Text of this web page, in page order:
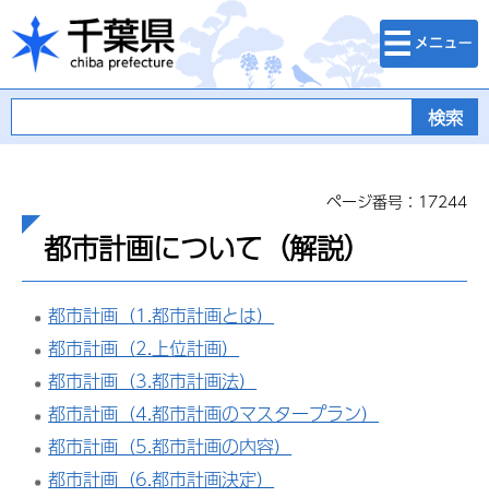
千葉県
検索・メニュ
ー
ページ番号：17244
都市計画について（解説）
都市計画（1.都市計画とは）
都市計画（2.上位計画）
都市計画（3.都市計画法）
都市計画（4.都市計画のマスタープラン）
都市計画（5.都市計画の内容）
都市計画（6.都市計画決定）